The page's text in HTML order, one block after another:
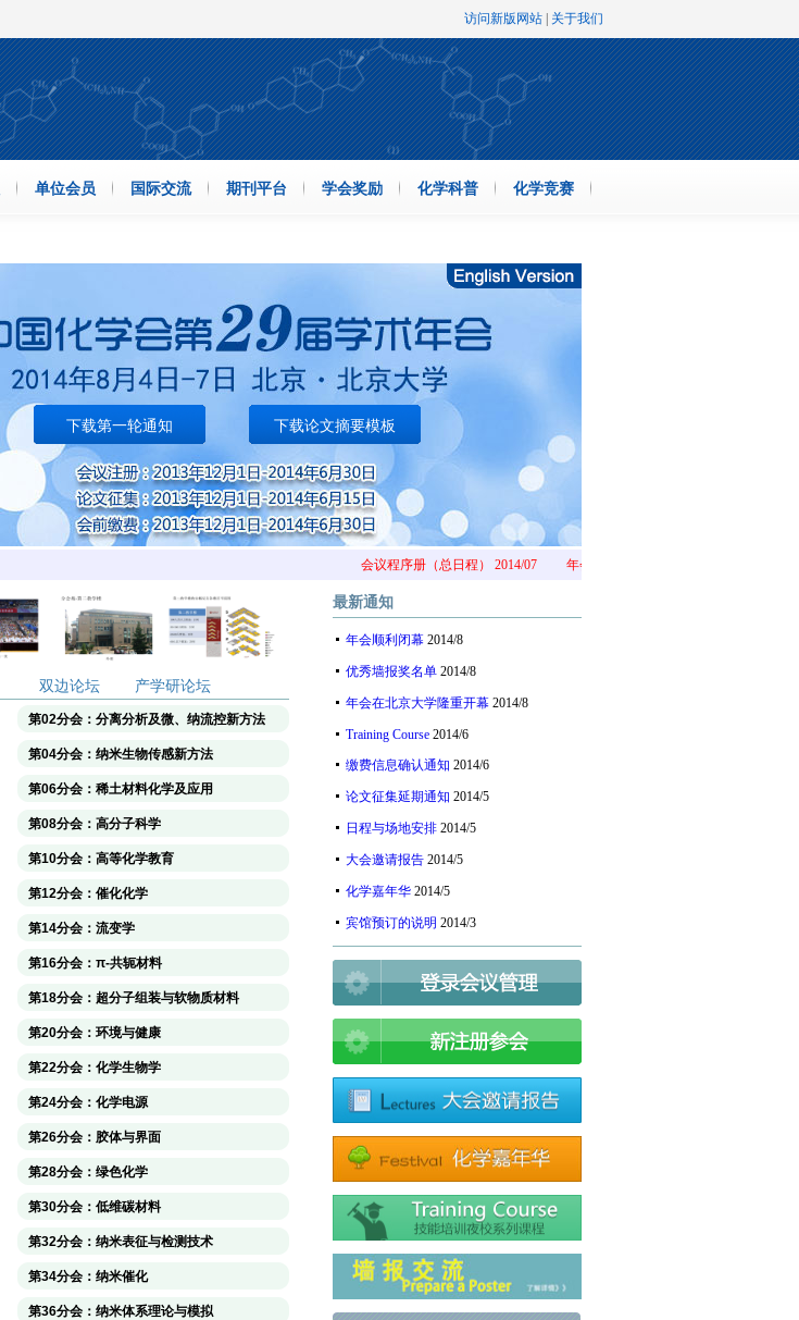
访问新版网站 关于我们
单位会员 国际交流 期刊平台 学会奖励 化学科普 化学竞赛
下载第一轮通知 下载论文摘要模板
会议程序册（总日程） 2014/07 年会报到通知
双边论坛 产学研论坛
第02分会：分离分析及微、纳流控新方法
第04分会：纳米生物传感新方法
第06分会：稀土材料化学及应用
第08分会：高分子科学
第10分会：高等化学教育
第12分会：催化化学
第14分会：流变学
第16分会：π-共轭材料
第18分会：超分子组装与软物质材料
第20分会：环境与健康
第22分会：化学生物学
第24分会：化学电源
第26分会：胶体与界面
第28分会：绿色化学
第30分会：低维碳材料
第32分会：纳米表征与检测技术
第34分会：纳米催化
第36分会：纳米体系理论与模拟
最新通知
年会顺利闭幕 2014/8
优秀墙报奖名单 2014/8
年会在北京大学隆重开幕 2014/8
Training Course 2014/6
缴费信息确认通知 2014/6
论文征集延期通知 2014/5
日程与场地安排 2014/5
大会邀请报告 2014/5
化学嘉年华 2014/5
宾馆预订的说明 2014/3